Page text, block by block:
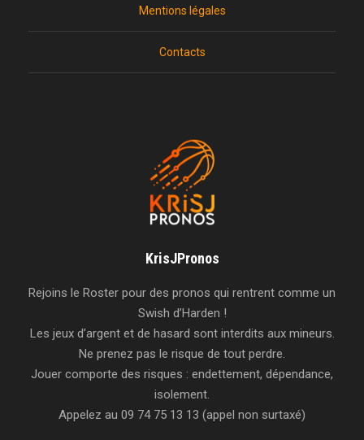
Mentions légales
Contacts
KrisJPronos
Rejoins le Roster pour des pronos qui rentrent comme un
Swish d’Harden !
Les jeux d’argent et de hasard sont interdits aux mineurs.
Ne prenez pas le risque de tout perdre.
Jouer comporte des risques : endettement, dépendance,
isolement.
Appelez au 09 74 75 13 13 (appel non surtaxé)